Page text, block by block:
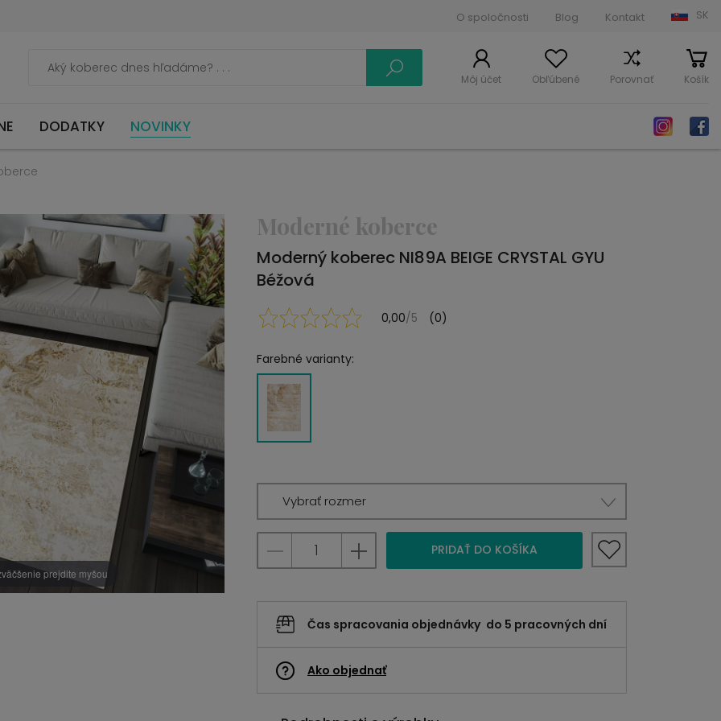
O spoločnosti Blog Kontakt SK
Môj účet Obľúbené Porovnať Košík
DODATKY NOVINKY
prejdite myšou
Moderné koberce
Moderný koberec NI89A BEIGE CRYSTAL GYU
Béžová
0,00/5 (0)
Farebné varianty:
Vybrať rozmer
PRIDAŤ DO KOŠÍKA
Čas spracovania objednávky do 5 pracovných dní
Ako objednať